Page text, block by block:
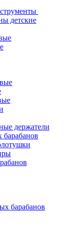
детские
держатели
барабанов